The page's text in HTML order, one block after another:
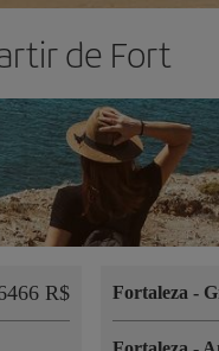
de Fort
R$ Fortaleza-